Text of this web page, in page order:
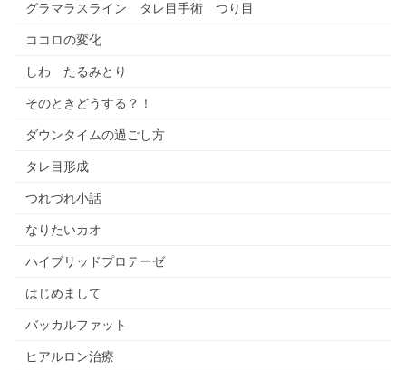
グラマラスライン タレ目手術 つり目
ココロの変化
しわ たるみとり
そのときどうする？！
ダウンタイムの過ごし方
タレ目形成
つれづれ小話
なりたいカオ
ハイブリッドプロテーゼ
はじめまして
バッカルファット
ヒアルロン治療